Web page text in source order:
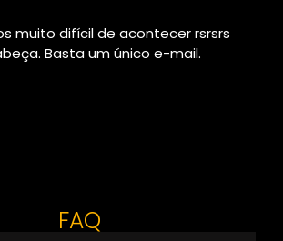
muito difícil de acontecer rsrsrs
Basta um único e-mail.
FAQ